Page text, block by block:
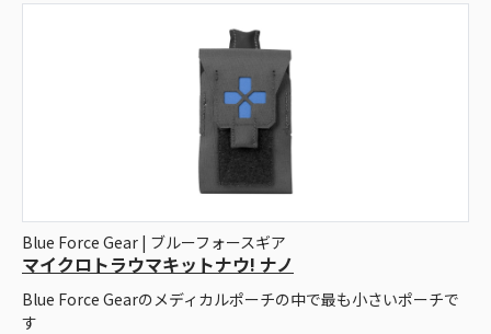
Blue Force Gear | ブルーフォースギア
マイクロトラウマキットナウ! ナノ
Blue Force Gearのメディカルポーチの中で最も小さいポーチで
す